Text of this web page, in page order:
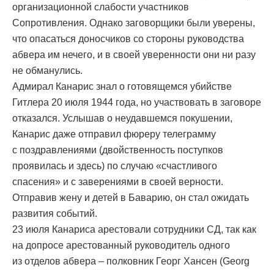
организационной слабости участников
Сопротивления. Однако заговорщики были уверены,
что опасаться доносчиков со стороны руководства
абвера им нечего, и в своей уверенности они ни разу
не обманулись.
Адмирал Канарис знал о готовящемся убийстве
Гитлера 20 июля 1944 года, но участвовать в заговоре
отказался. Услышав о неудавшемся покушении,
Канарис даже отправил фюреру телеграмму
с поздравлениями (двойственность поступков
проявилась и здесь) по случаю «счастливого
спасения» и с заверениями в своей верности.
Отправив жену и детей в Баварию, он стал ожидать
развития событий.
23 июля Канариса арестовали сотрудники СД, так как
на допросе арестованный руководитель одного
из отделов абвера – полковник Георг Хансен (Georg